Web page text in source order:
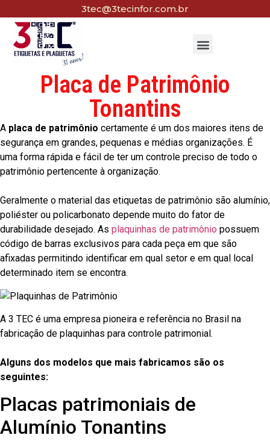
3tec@3tecinfor.com.br
Placa de Patrimônio
Tonantins
A placa de patrimônio certamente é um dos maiores itens de
segurança em grandes, pequenas e médias organizações. É
uma forma rápida e fácil de ter um controle preciso de todo o
patrimônio pertencente à organização.
Geralmente o material das etiquetas de patrimônio são alumínio,
poliéster ou policarbonato depende muito do fator de
durabilidade desejado. As plaquinhas de patrimônio possuem
código de barras exclusivos para cada peça em que são
afixadas permitindo identificar em qual setor e em qual local
determinado item se encontra.
A 3 TEC é uma empresa pioneira e referência no Brasil na
fabricação de plaquinhas para controle patrimonial.
Alguns dos modelos que mais fabricamos são os
seguintes:
Placas patrimoniais de
Alumínio Tonantins